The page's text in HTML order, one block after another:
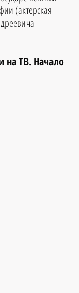
(актерская
на ТВ. Начало